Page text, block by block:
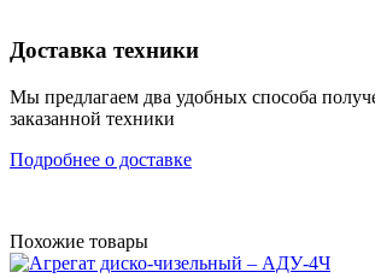
Доставка техники
Мы предлагаем два удобных способа
заказанной техники
Подробнее о доставке
Похожие товары